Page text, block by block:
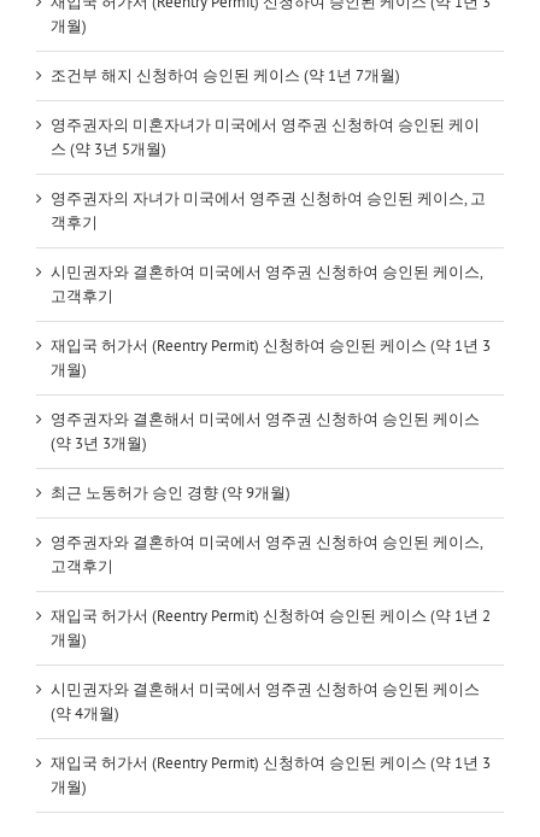
개월)
조건부 해지 신청하여 승인된 케이스 (약 1년 7개월)
영주권자의 미혼자녀가 미국에서 영주권 신청하여 승인된 케이
스 (약 3년 5개월)
영주권자의 자녀가 미국에서 영주권 신청하여 승인된 케이스, 고
객후기
시민권자와 결혼하여 미국에서 영주권 신청하여 승인된 케이스,
고객후기
재입국 허가서 (Reentry Permit) 신청하여 승인된 케이스 (약 1년 3
개월)
영주권자와 결혼해서 미국에서 영주권 신청하여 승인된 케이스
(약 3년 3개월)
최근 노동허가 승인 경향 (약 9개월)
영주권자와 결혼하여 미국에서 영주권 신청하여 승인된 케이스,
고객후기
재입국 허가서 (Reentry Permit) 신청하여 승인된 케이스 (약 1년 2
개월)
시민권자와 결혼해서 미국에서 영주권 신청하여 승인된 케이스
(약 4개월)
재입국 허가서 (Reentry Permit) 신청하여 승인된 케이스 (약 1년 3
개월)